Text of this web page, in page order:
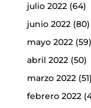
julio 2022(64)
junio 2022(80)
mayo 2022(59)
abril 2022(50)
marzo 2022(51)
febrero 2022